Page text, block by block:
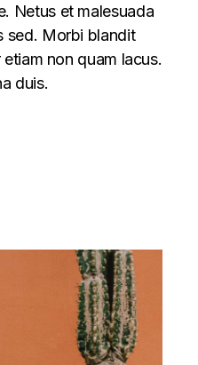
Netus et malesuada
sed. Morbi blandit
non quam lacus.
duis.